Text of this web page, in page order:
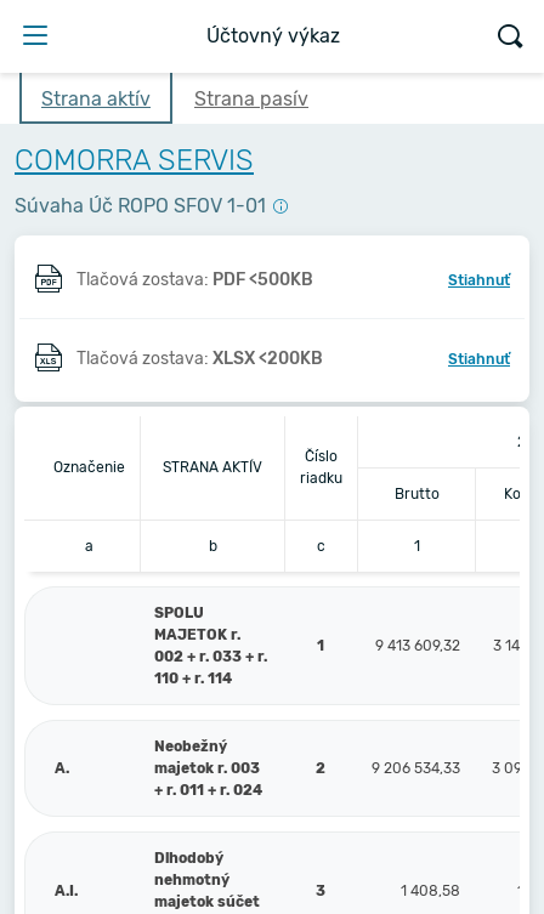
Účtovný výkaz
Strana aktív Strana pasív
COMORRA SERVIS
Súvaha Úč ROPO SFOV 1-01
Tlačová zostava: PDF <500KB Stiahnuť
Tlačová zostava: XLSX <200KB Stiahnuť
Označenie STRANA AKTÍV
Číslo
riadku
Brutto
a b c 1
SPOLU
MAJETOK r.
002 + r. 033 + r.
110 + r. 114
1 9 413 609,32 3 140
A.
Neobežný
majetok r. 003
+ r. 011 + r. 024
2 9 206 534,33 3 096
A.I.
Dlhodobý
nehmotný
majetok súčet
3 1 408,58 1